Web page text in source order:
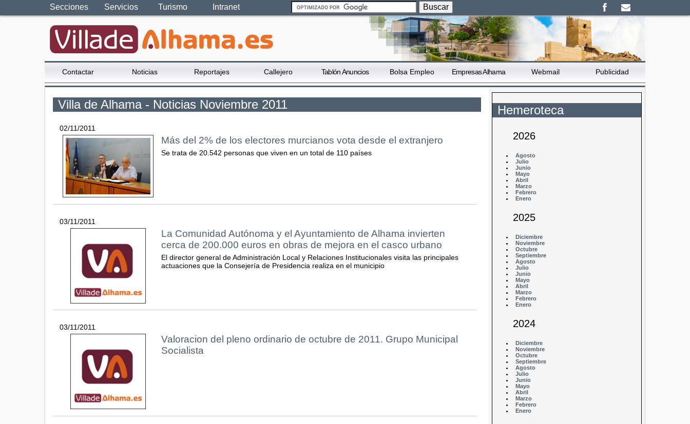
Secciones Servicios Turismo Intranet
Contactar Noticias Reportajes Callejero Tablón Anuncios Bolsa Empleo Empresas Alhama Webmail Publicidad
Villa de Alhama - Noticias Noviembre 2011
02/11/2011
Más del 2% de los electores murcianos vota desde el extranjero
Se trata de 20.542 personas que viven en un total de 110 países
03/11/2011
La Comunidad Autónoma y el Ayuntamiento de Alhama invierten
cerca de 200.000 euros en obras de mejora en el casco urbano
El director general de Administración Local y Relaciones Institucionales visita las principales
actuaciones que la Consejería de Presidencia realiza en el municipio
03/11/2011
Valoracion del pleno ordinario de octubre de 2011. Grupo Municipal
Socialista
Hemeroteca
2026
Agosto
Julio
Junio
Mayo
Abril
Marzo
Febrero
Enero
2025
Diciembre
Noviembre
Octubre
Septiembre
Agosto
Julio
Junio
Mayo
Abril
Marzo
Febrero
Enero
2024
Diciembre
Noviembre
Octubre
Septiembre
Agosto
Julio
Junio
Mayo
Abril
Marzo
Febrero
Enero